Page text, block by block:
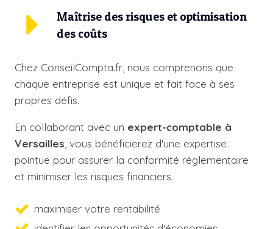
Maîtrise des risques et optimisation
des coûts
Chez ConseilCompta.fr, nous comprenons que
chaque entreprise est unique et fait face à ses
propres défis.
En collaborant avec un expert-comptable à
Versailles, vous bénéficierez d'une expertise
pointue pour assurer la conformité réglementaire
et minimiser les risques financiers.
maximiser votre rentabilité